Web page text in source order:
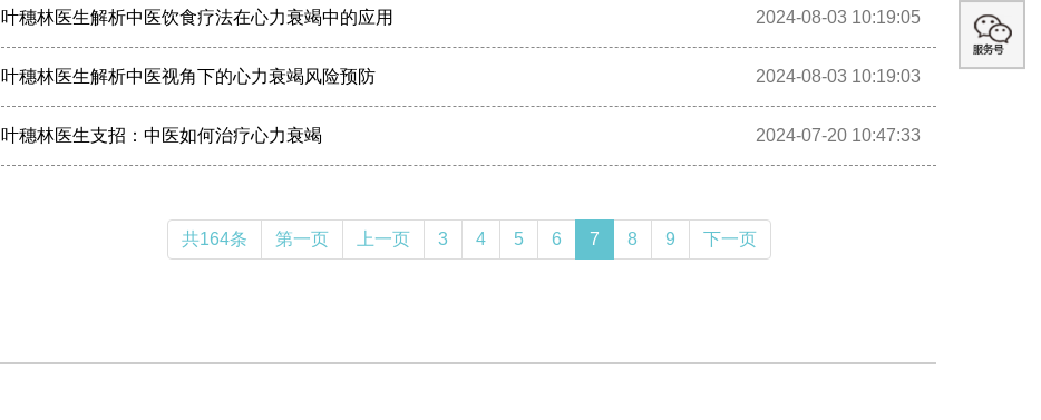
2024-08-03 10:19:05
叶穗林医生解析中医饮食疗法在心力衰竭中的应用
2024-08-03 10:19:03
叶穗林医生解析中医视角下的心力衰竭风险预防
2024-07-20 10:47:33
叶穗林医生支招：中医如何治疗心力衰竭
共164条 第一页 上一页 3 4 5 6 7 8 9 下一页